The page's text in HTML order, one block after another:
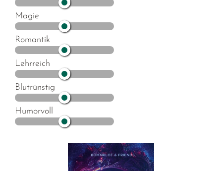
Magie
Romantik
Lehrreich
Blutrünstig
Humorvoll